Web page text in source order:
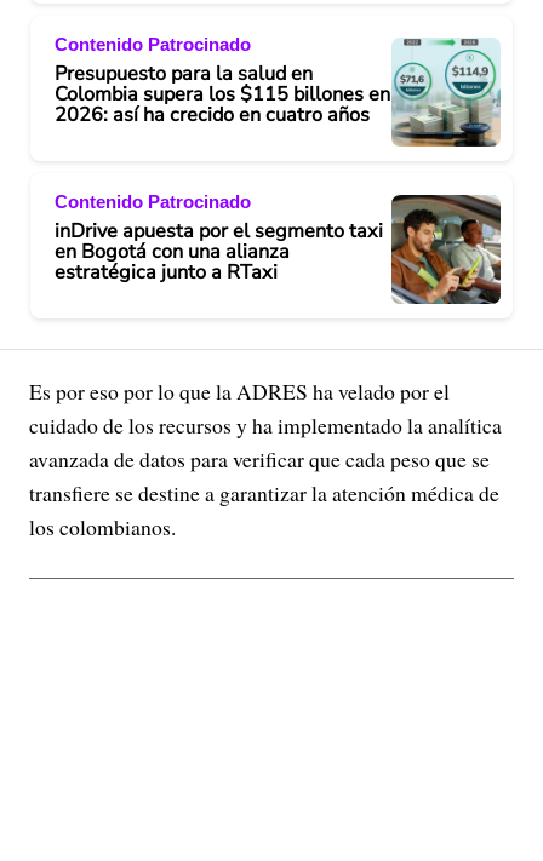
Contenido Patrocinado
Presupuesto para la salud en
Colombia supera los $115 billones en
2026: así ha crecido en cuatro años
Contenido Patrocinado
inDrive apuesta por el segmento taxi
en Bogotá con una alianza
estratégica junto a RTaxi
Es por eso por lo que la ADRES ha velado por el
cuidado de los recursos y ha implementado la analítica
avanzada de datos para verificar que cada peso que se
transfiere se destine a garantizar la atención médica de
los colombianos.